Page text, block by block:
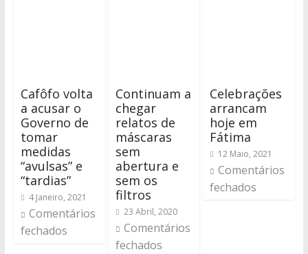
Cafôfo volta
a acusar o
Governo de
tomar
medidas
“avulsas” e
“tardias”
4 Janeiro, 2021
Comentários
fechados
Continuam a
chegar
relatos de
máscaras
sem
abertura e
sem os
filtros
23 Abril, 2020
Comentários
fechados
Celebrações
arrancam
hoje em
Fátima
12 Maio, 2021
Comentários
fechados